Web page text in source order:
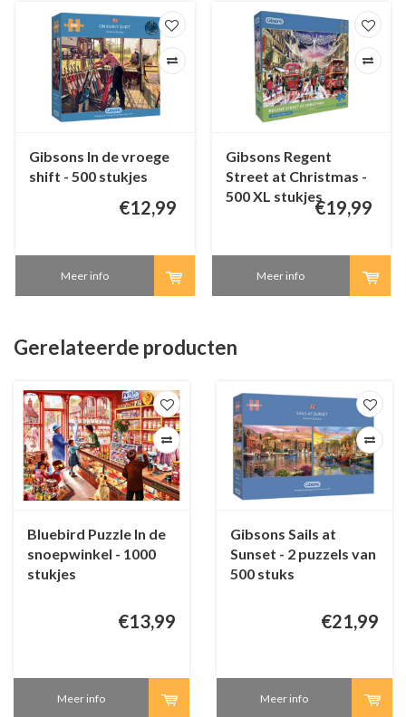
Gibsons In de vroege
shift - 500 stukjes
€12,99
Meer info
Gibsons Regent
Street at Christmas -
500 XL stukjes
€19,99
Meer info
Gerelateerde producten
Bluebird Puzzle In de
snoepwinkel - 1000
stukjes
€13,99
Meer info
Gibsons Sails at
Sunset - 2 puzzels van
500 stuks
€21,99
Meer info